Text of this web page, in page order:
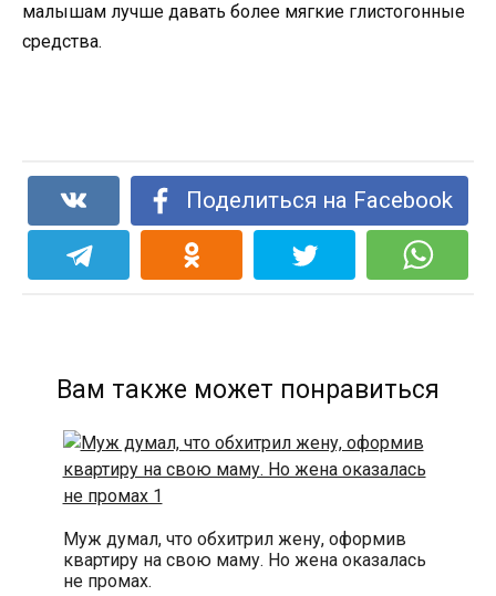
малышам лучше давать более мягкие глистогонные
средства.
Поделиться на Facebook
Вам также может понравиться
Муж думал, что обхитрил жену, оформив
квартиру на свою маму. Но жена оказалась
не промах.